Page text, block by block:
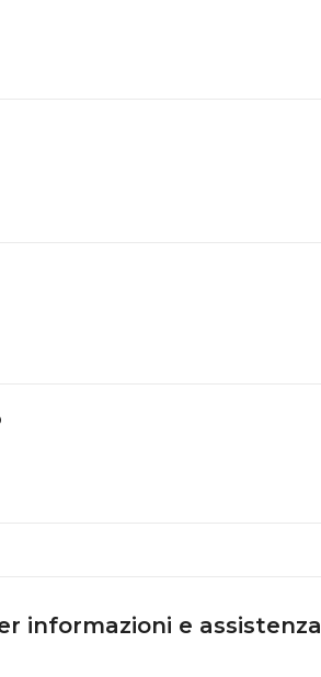
informazioni e assistenza